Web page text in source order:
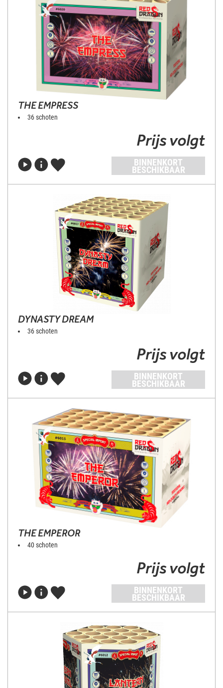
THE EMPRESS
36 schoten
Prijs volgt
BINNENKORT
BESCHIKBAAR
DYNASTY DREAM
36 schoten
Prijs volgt
BINNENKORT
BESCHIKBAAR
THE EMPEROR
40 schoten
Prijs volgt
BINNENKORT
BESCHIKBAAR